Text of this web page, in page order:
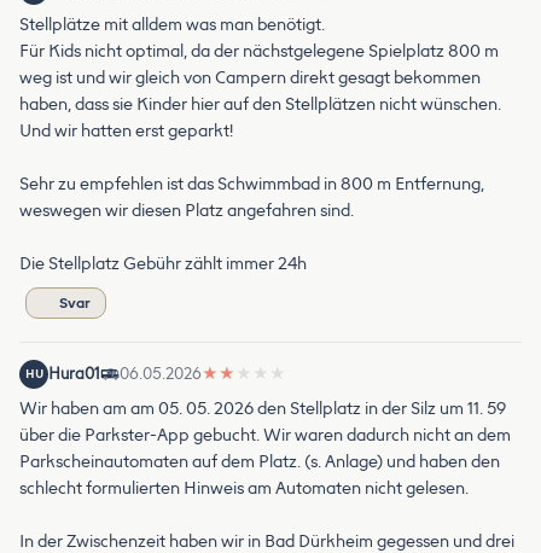
Stellplätze mit alldem was man benötigt.
Für Kids nicht optimal, da der nächstgelegene Spielplatz 800 m
weg ist und wir gleich von Campern direkt gesagt bekommen
haben, dass sie Kinder hier auf den Stellplätzen nicht wünschen.
Und wir hatten erst geparkt!
Sehr zu empfehlen ist das Schwimmbad in 800 m Entfernung,
weswegen wir diesen Platz angefahren sind.
Die Stellplatz Gebühr zählt immer 24h
Svar
HU Hura01 06.05.2026★ ★ ★ ★ ★
Wir haben am am 05. 05. 2026 den Stellplatz in der Silz um 11. 59
über die Parkster-App gebucht. Wir waren dadurch nicht an dem
Parkscheinautomaten auf dem Platz. (s. Anlage) und haben den
schlecht formulierten Hinweis am Automaten nicht gelesen.
In der Zwischenzeit haben wir in Bad Dürkheim gegessen und drei